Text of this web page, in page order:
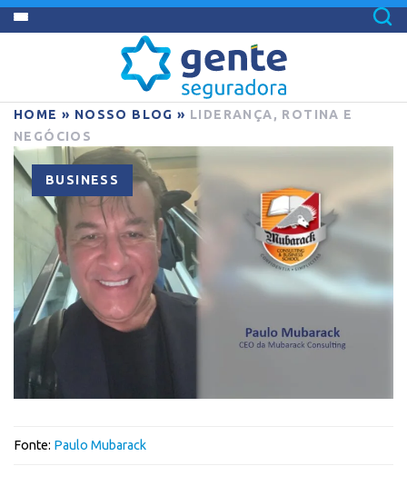
HOME » NOSSO BLOG » LIDERANÇA, ROTINA E
NEGÓCIOS
BUSINESS
Fonte: Paulo Mubarack